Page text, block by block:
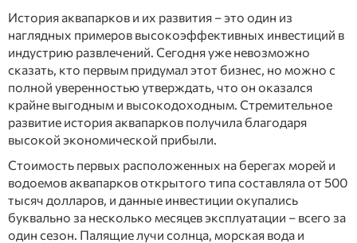
История аквапарков и их развития – это один из
наглядных примеров высокоэффективных инвестиций в
индустрию развлечений. Сегодня уже невозможно
сказать, кто первым придумал этот бизнес, но можно с
полной уверенностью утверждать, что он оказался
крайне выгодным и высокодоходным. Стремительное
развитие история аквапарков получила благодаря
высокой экономической прибыли.
Стоимость первых расположенных на берегах морей и
водоемов аквапарков открытого типа составляла от 500
тысяч долларов, и данные инвестиции окупались
буквально за несколько месяцев эксплуатации – всего за
один сезон. Палящие лучи солнца, морская вода и